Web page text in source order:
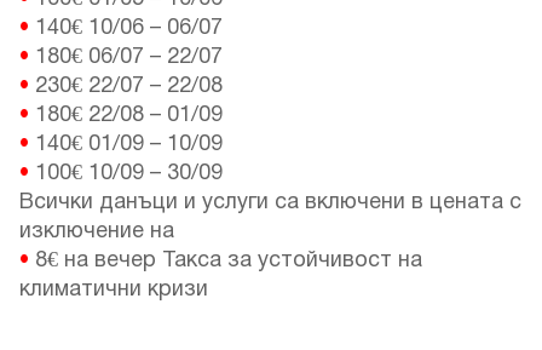
• 140€ 10/06 – 06/07
• 180€ 06/07 – 22/07
• 230€ 22/07 – 22/08
• 180€ 22/08 – 01/09
• 140€ 01/09 – 10/09
• 100€ 10/09 – 30/09
Всички данъци и услуги са включени в цената с
изключение на
• 8€ на вечер Такса за устойчивост на
климатични кризи